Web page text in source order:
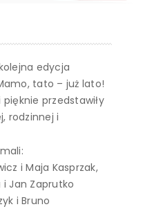
edycja
tato – już lato!
przedstawiły
rodzinnej i
i Maja Kasprzak,
i Jan Zaprutko
i Bruno